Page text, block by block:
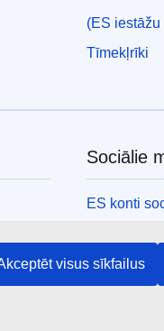
visus sīkfailus
(ES
Tīmekļrīki
Sociālie
ES konti
ES